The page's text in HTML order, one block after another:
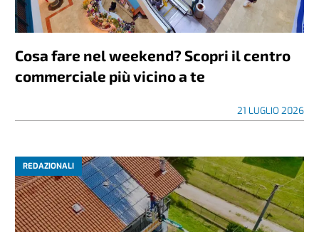
Cosa fare nel weekend? Scopri il centro
commerciale più vicino a te
21 LUGLIO 2026
REDAZIONALI